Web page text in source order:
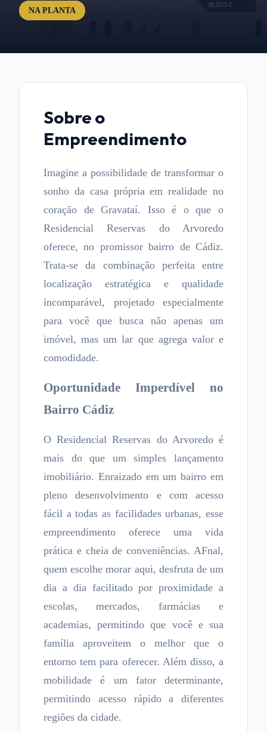
NA PLANTA
Sobre o
Empreendimento
Imagine a possibilidade de transformar o
sonho da casa própria em realidade no
coração de Gravataí. Isso é o que o
Residencial Reservas do Arvoredo
oferece, no promissor bairro de Cádiz.
Trata-se da combinação perfeita entre
localização estratégica e qualidade
incomparável, projetado especialmente
para você que busca não apenas um
imóvel, mas um lar que agrega valor e
comodidade.
Oportunidade Imperdível no
Bairro Cádiz
O Residencial Reservas do Arvoredo é
mais do que um simples lançamento
imobiliário. Enraizado em um bairro em
pleno desenvolvimento e com acesso
fácil a todas as facilidades urbanas, esse
empreendimento oferece uma vida
prática e cheia de conveniências. AFnal,
quem escolhe morar aqui, desfruta de um
dia a dia facilitado por proximidade a
escolas, mercados, farmácias e
academias, permitindo que você e sua
família aproveitem o melhor que o
entorno tem para oferecer. Além disso, a
mobilidade é um fator determinante,
permitindo acesso rápido a diferentes
regiões da cidade.